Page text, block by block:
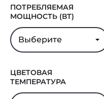
ПОТРЕБЛЯЕМАЯ
МОЩНОСТЬ (ВТ)
Выберите
ЦВЕТОВАЯ
ТЕМПЕРАТУРА